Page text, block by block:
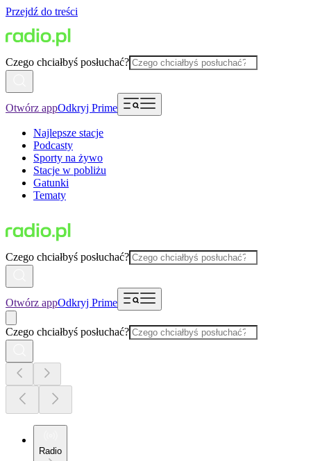
Przejdź do treści
Czego chciałbyś posłuchać?
Otwórz appOdkryj Prime
Najlepsze stacje
Podcasty
Sporty na żywo
Stacje w pobliżu
Gatunki
Tematy
Czego chciałbyś posłuchać?
Otwórz appOdkryj Prime
Czego chciałbyś posłuchać?
Radio